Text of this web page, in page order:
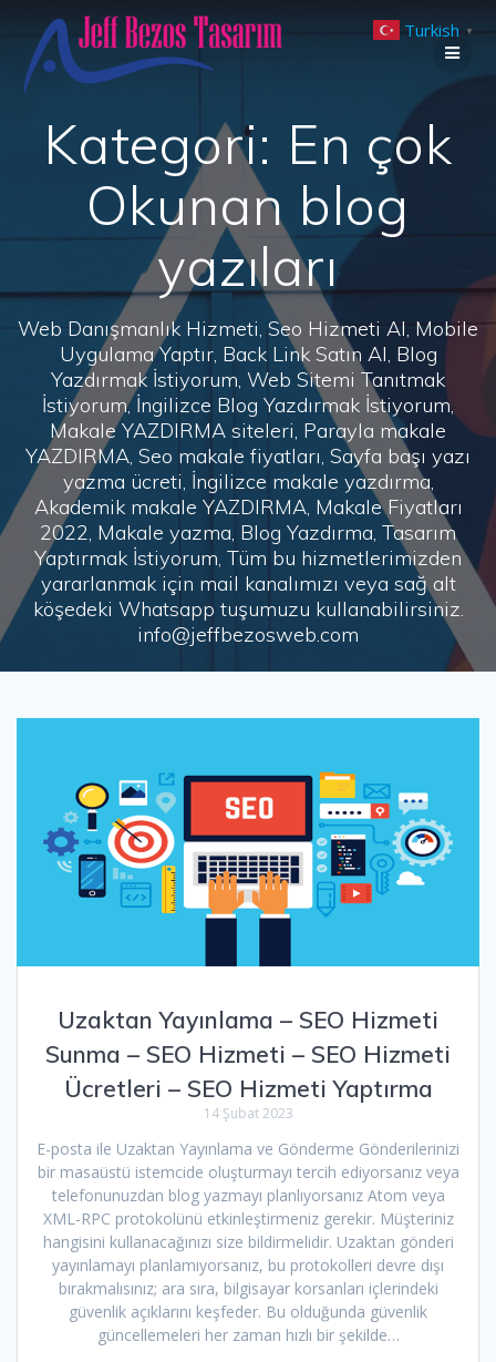
to
Kategori: En çok
Okunan blog
yazıları
Web Danışmanlık Hizmeti, Seo Hizmeti Al, Mobile
Uygulama Yaptır, Back Link Satın Al, Blog
Yazdırmak İstiyorum, Web Sitemi Tanıtmak
İstiyorum, İngilizce Blog Yazdırmak İstiyorum,
Makale YAZDIRMA siteleri, Parayla makale
YAZDIRMA, Seo makale fiyatları, Sayfa başı yazı
yazma ücreti, İngilizce makale yazdırma,
Akademik makale YAZDIRMA, Makale Fiyatları
2022, Makale yazma, Blog Yazdırma, Tasarım
Yaptırmak İstiyorum, Tüm bu hizmetlerimizden
yararlanmak için mail kanalımızı veya sağ alt
köşedeki Whatsapp tuşumuzu kullanabilirsiniz.
info@jeffbezosweb.com
Uzaktan Yayınlama – SEO Hizmeti
Sunma – SEO Hizmeti – SEO Hizmeti
Ücretleri – SEO Hizmeti Yaptırma
14 Şubat 2023
E-posta ile Uzaktan Yayınlama ve Gönderme Gönderilerinizi
bir masaüstü istemcide oluşturmayı tercih ediyorsanız veya
telefonunuzdan blog yazmayı planlıyorsanız Atom veya
XML-RPC protokolünü etkinleştirmeniz gerekir. Müşteriniz
hangisini kullanacağınızı size bildirmelidir. Uzaktan gönderi
yayınlamayı planlamıyorsanız, bu protokolleri devre dışı
bırakmalısınız; ara sıra, bilgisayar korsanları içlerindeki
güvenlik açıklarını keşfeder. Bu olduğunda güvenlik
güncellemeleri her zaman hızlı bir şekilde…
Turkish ▼